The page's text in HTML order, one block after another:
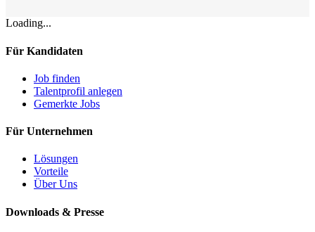
Loading...
Für Kandidaten
Job finden
Talentprofil anlegen
Gemerkte Jobs
Für Unternehmen
Lösungen
Vorteile
Über Uns
Downloads & Presse